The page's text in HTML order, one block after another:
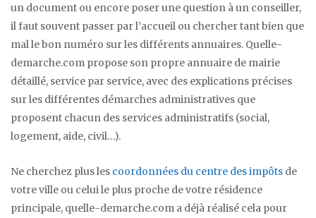
un document ou encore poser une question à un conseiller,
il faut souvent passer par l’accueil ou chercher tant bien que
mal le bon numéro sur les différents annuaires. Quelle-
demarche.com propose son propre annuaire de mairie
détaillé, service par service, avec des explications précises
sur les différentes démarches administratives que
proposent chacun des services administratifs (social,
logement, aide, civil…).
Ne cherchez plus les coordonnées du centre des impôts de
votre ville ou celui le plus proche de votre résidence
principale, quelle-demarche.com a déjà réalisé cela pour